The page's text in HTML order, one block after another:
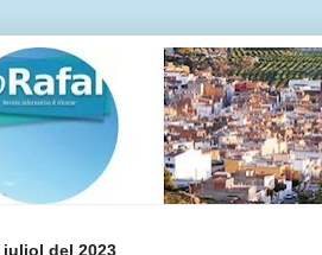
del 2023